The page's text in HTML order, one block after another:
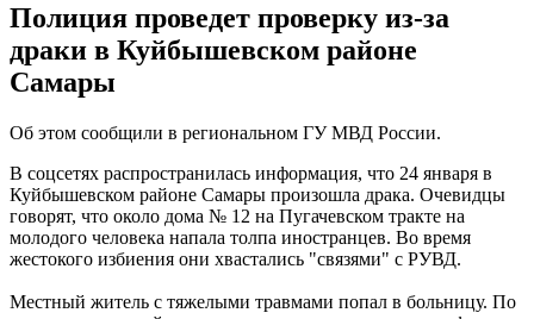
10.08.2026 | 21:29
Вячеслав Федорищев поздравил Кирилла Бородачева с
победой на Спартакиаде
10.08.2026 | 21:14
Кирилл Бородачев из Самарской области выиграл
Спартакиаду народов России
10.08.2026 | 20:59
В Черновском 10 августа полыхали дачный дом и постройки
10.08.2026 | 20:34
В Самарской области владельцев лодок проверят на долги
10.08.2026 | 20:32
"Самарский движ": бесплатные тренировки в Самаре 11
августа
10.08.2026 | 20:14
В Новой Рачейке завершают благоустройство детской
Полиция проведет проверку из-за
драки в Куйбышевском районе
Самары
Об этом сообщили в региональном ГУ МВД России.
В соцсетях распространилась информация, что 24 января в
Куйбышевском районе Самары произошла драка. Очевидцы
говорят, что около дома № 12 на Пугачевском тракте на
молодого человека напала толпа иностранцев. Во время
жестокого избиения они хвастались "связями" с РУВД.
Местный житель с тяжелыми травмами попал в больницу. По